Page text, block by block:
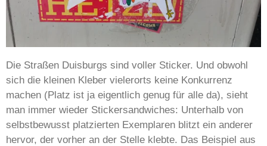
Die Straßen Duisburgs sind voller Sticker. Und obwohl
sich die kleinen Kleber vielerorts keine Konkurrenz
machen (Platz ist ja eigentlich genug für alle da), sieht
man immer wieder Stickersandwiches: Unterhalb von
selbstbewusst platzierten Exemplaren blitzt ein anderer
hervor, der vorher an der Stelle klebte. Das Beispiel aus